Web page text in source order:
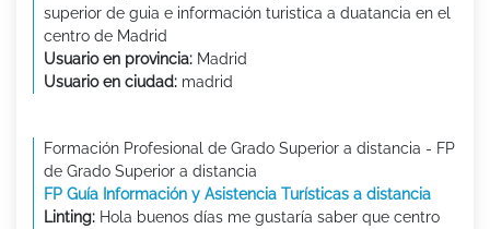
superior de guia e información turistica a duatancia en el
centro de Madrid
Usuario en provincia: Madrid
Usuario en ciudad: madrid
Formación Profesional de Grado Superior a distancia - FP
de Grado Superior a distancia
FP Guía Información y Asistencia Turísticas a distancia
Linting: Hola buenos días me gustaría saber que centro